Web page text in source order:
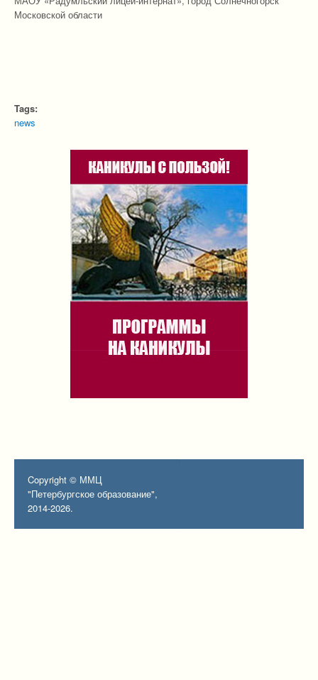
Московской области
Tags:
news
Copyright © ММЦ
"Петербургское образование",
2014-2026.